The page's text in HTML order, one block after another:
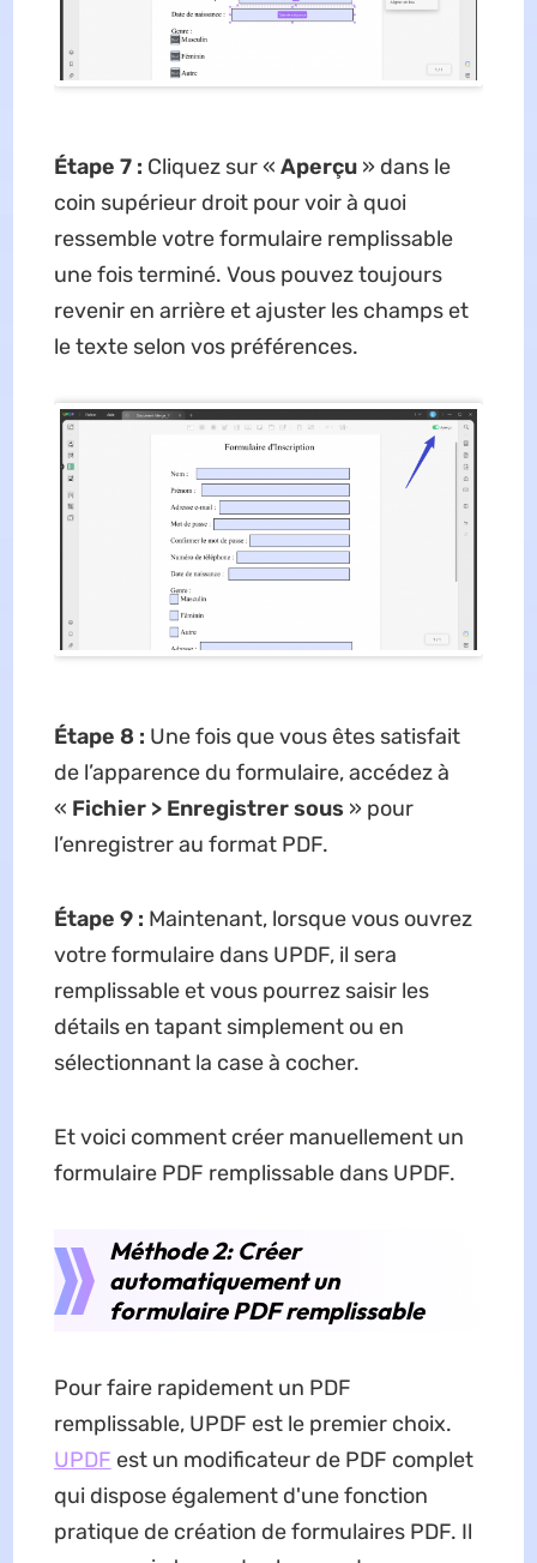
Étape 7 : Cliquez sur « Aperçu» dans le
coin supérieur droit pour voir à quoi
ressemble votre formulaire remplissable
une fois terminé. Vous pouvez toujours
revenir en arrière et ajuster les champs et
le texte selon vos préférences.
Étape 8 : Une fois que vous êtes satisfait
de l’apparence du formulaire, accédez à
« Fichier > Enregistrer sous » pour
l’enregistrer au format PDF.
Étape 9 : Maintenant, lorsque vous ouvrez
votre formulaire dans UPDF, il sera
remplissable et vous pourrez saisir les
détails en tapant simplement ou en
sélectionnant la case à cocher.
Et voici comment créer manuellement un
formulaire PDF remplissable dans UPDF.
Méthode 2: Créer
automatiquement un
formulaire PDF remplissable
Pour faire rapidement un PDF
remplissable, UPDF est le premier choix.
UPDF est un modificateur de PDF complet
qui dispose également d'une fonction
pratique de création de formulaires PDF. Il